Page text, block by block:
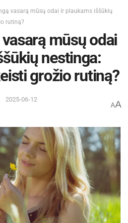
mėsą ir su kuo ją patiekti
padažo;
sėklų.
vasarą mūsų odai ir plaukams iššūkių
rutiną?
mūsų odai
nestinga:
grožio rutiną?
2025-06-12
AA